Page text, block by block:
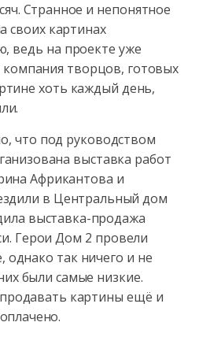
Странное и непонятное
своих картинах
ведь на проекте уже
компания творцов, готовых
хоть каждый день,
что под руководством
выставка работ
Африкантова и
в Центральный дом
выставка-продажа
Герои Дом 2 провели
так ничего и не
были самые низкие.
картины ещё и